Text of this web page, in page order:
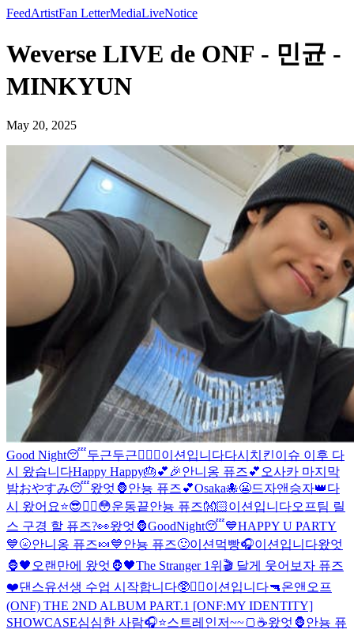
FeedArtistFan LetterMediaLiveNotice
Weverse LIVE de ONF - 민균 -
MINKYUN
May 20, 2025
Good Night😴두근두근❤️‍🔥 😬이션입니다다시 치킨이슈 이후 다
시 왔습니다Happy Happy🎂💕🎉안니옹 퓨즈💕 오사카 마지막
밤おやすみ😴왔엇🦍안뇽 퓨즈💕Osaka🐙😬드자앤승자👑다
시 왔어요⭐️😎❤️‍🔥😳운동끝안뇽 퓨즈👐🏻이션입니다오프팀 릴
스 구경 할 퓨즈?👀왔엇🦍GoodNight😴💙HAPPY U PARTY
💙🌝안니옹 퓨즈🍬💙안뇽 퓨즈🙂이션먹빵🎧이션입니다왔엇
🦍🖤 오랜만에 왔엇🦍🖤The Stranger 1위🎬 달게 웃어보자 퓨즈
❤️댄스유선생 수업 시작합니다🥸❤️‍🔥이션입니다🔫온앤오프
(ONF) THE 2ND ALBUM PART.1 [ONF:MY IDENTITY]
SHOWCASE심심한 사람🎧⭐️스트레인저~~🍞☕️왔엇🦍안뇽 퓨